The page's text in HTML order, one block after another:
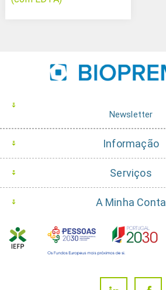
Newsletter
Informação
Serviços
A Minha Conta